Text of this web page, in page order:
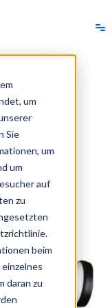
um
Sie
um
um
auf
zu
beim
daran zu